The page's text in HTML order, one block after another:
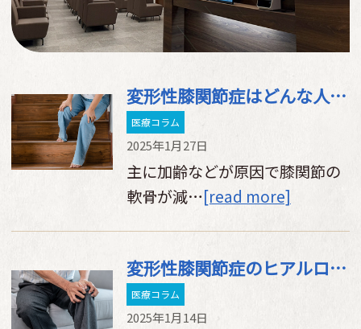
変形性膝関節症はどんな人がなりやすい？ 避けていただきたい、日常生活の注意点
医療コラム
2025年1月27日
主に加齢などが原因で膝関節の
軟骨が減…[read more]
変形性膝関節症のヒアルロン酸注射が効かなくなってきた方へ 膝の痛みの軽減にアプローチする治療法「クーリーフ」のご紹介
医療コラム
2025年1月14日